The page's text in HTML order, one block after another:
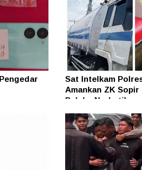
Sat Intelkam
Amankan ZK
Pelaku Narkotika